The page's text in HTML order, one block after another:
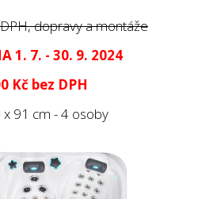
dopravy a montáže
1. 7. - 30. 9. 2024
Kč bez DPH
91 cm - 4 osoby